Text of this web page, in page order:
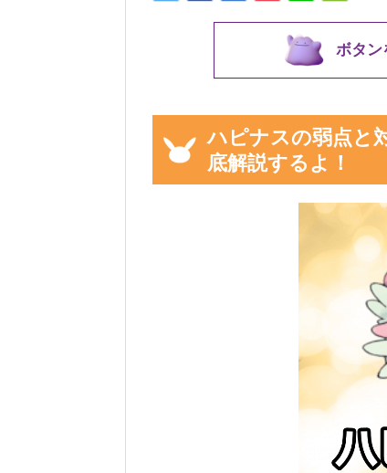
ボタン
ハピナスの弱点と
底解説するよ！